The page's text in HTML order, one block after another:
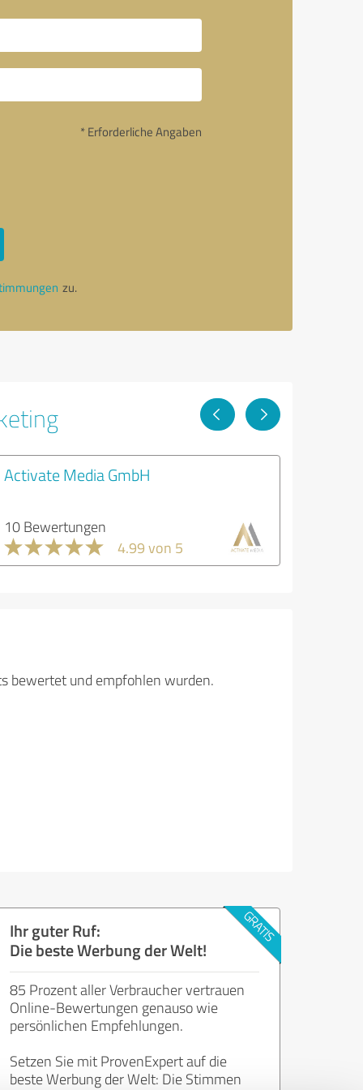
* Erforderliche Angaben
zu.
Activate Media GmbH
10 Bewertungen
4.99 von 5
bewertet und empfohlen wurden.
Ihr guter Ruf:
Die beste Werbung der Welt!
85 Prozent aller Verbraucher vertrauen
Online-Bewertungen genauso wie
persönlichen Empfehlungen.
Setzen Sie mit ProvenExpert auf die
beste Werbung der Welt: Die Stimmen